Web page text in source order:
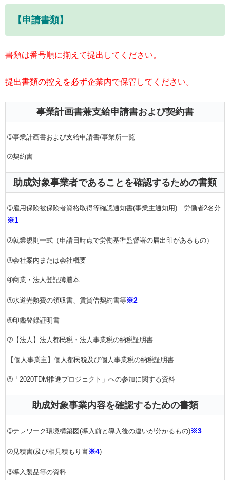
【申請書類】
書類は番号順に揃えて提出してください。
提出書類の控えを必ず企業内で保管してください。
事業計画書兼支給申請書および契約書
➀事業計画書および支給申請書/事業所一覧
➁契約書
助成対象事業者であることを確認するための書類
➀雇用保険被保険者資格取得等確認通知書(事業主通知用) 労働者2名分
※1
➁就業規則一式（申請日時点で労働基準監督署の届出印があるもの）
➂会社案内または会社概要
➃商業・法人登記簿謄本
➄水道光熱費の領収書、賃貸借契約書等※2
➅印鑑登録証明書
➆【法人】法人都民税・法人事業税の納税証明書
【個人事業主】個人都民税及び個人事業税の納税証明書
➇「2020TDM推進プロジェクト」への参加に関する資料
助成対象事業内容を確認するための書類
➀テレワーク環境構築図(導入前と導入後の違いが分かるもの)※3
➁見積書(及び相見積もり書※4)
➂導入製品等の資料